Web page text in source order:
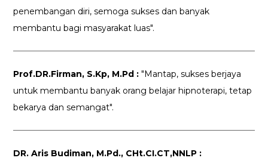
penembangan diri, semoga sukses dan banyak
membantu bagi masyarakat luas".
Prof.DR.Firman, S.Kp, M.Pd : "Mantap, sukses berjaya
untuk membantu banyak orang belajar hipnoterapi, tetap
bekarya dan semangat".
DR. Aris Budiman, M.Pd., CHt.CI.CT,NNLP :